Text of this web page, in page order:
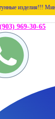
Минус 30%
969-30-65